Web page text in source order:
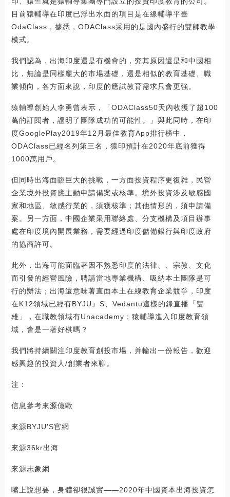
目前猿輔導在印度已浮出水面的項目是在線輔導平臺
OdaClass，據悉，ODAClass采用的是國內盛行的雙師教學
模式。
我們認為，出海印度還是有機會的，究其原因還是和中國相
比，無論是同樣龐大的市場基礎，還是相似的教育基礎、職
業傾向，各方面來說，印度的應試教育需求只會更強。
猿輔導創始人李勇曾表示，「ODAClass50天內收獲了超100
萬的訂閱者，證明了團隊成功的可能性。」與此同時，在印
度GooglePlay2019年12月最佳教育App排行榜中，
ODAClass已經名列第三名，猿印預計在2020年底前獲得
1000萬用戶。
但同時出海面臨巨大的挑戰，一方面投資程序更復雜，民營
企業境外投資應主動申請備案或核準。境外投資涉及敏感國
家和地區、敏感行業的，須獲核準；其他情形的，須申請備
案。另一方面，中國企業采用聯絡處、分支機構及項目辦事
處在印度境內開展業務，需要經過印度儲備銀行與印度政府
的協商許可。
此外，出海可能面臨著因不熟悉印度的法律、、宗教、文化
而引發的經營風險，聘請當地專業機構、吸納本土團隊是可
行的辦法；出海還意味著直面本土在線教育企業競爭，印度
在K12領域已經有BYJU』S、Vedantu這樣的錄直播「雙
雄」，在職教領域有Unacademy；猿輔導進入印度教育領
域，會是一著好棋嗎？
我們將持續關注印度教育創投市場，并輸出一份報告，歡迎
感興趣的投資人/創業者來聊。
注：
信息參考來源億歐
來源BYJU'S官網
來源36kr出海
來源志象網
嘴上說想要，身體卻很誠實——2020年中國資本出海投資怎